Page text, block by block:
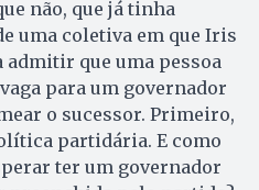
não, que já tinha
uma coletiva em que Iris
que uma pessoa
para um governador
o sucessor. Primeiro,
partidária. E como
ter um governador